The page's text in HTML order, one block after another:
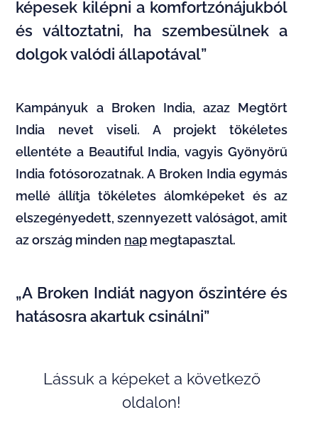
képesek kilépni a komfortzónájukból
és változtatni, ha szembesülnek a
dolgok valódi állapotával”
Kampányuk a Broken India, azaz Megtört
India nevet viseli. A projekt tökéletes
ellentéte a Beautiful India, vagyis Gyönyörű
India fotósorozatnak. A Broken India egymás
mellé állítja tökéletes álomképeket és az
elszegényedett, szennyezett valóságot, amit
az ország minden nap megtapasztal.
„A Broken Indiát nagyon őszintére és
hatásosra akartuk csinálni”
Lássuk a képeket a következő
oldalon!